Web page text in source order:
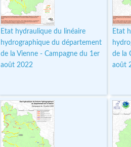
Etat hydraulique du linéaire
hydrographique du département
de la Vienne - Campagne du 1er
août 2022
Etat
de la
août